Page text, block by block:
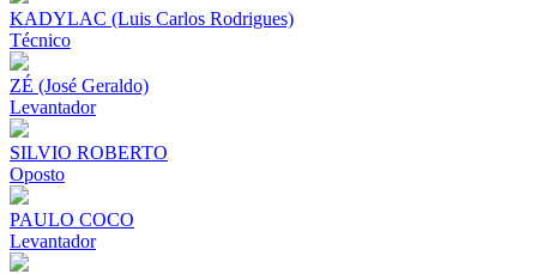
KADYLAC (Luis Carlos Rodrigues)
Técnico
ZÉ (José Geraldo)
Levantador
SILVIO ROBERTO
Oposto
PAULO COCO
Levantador